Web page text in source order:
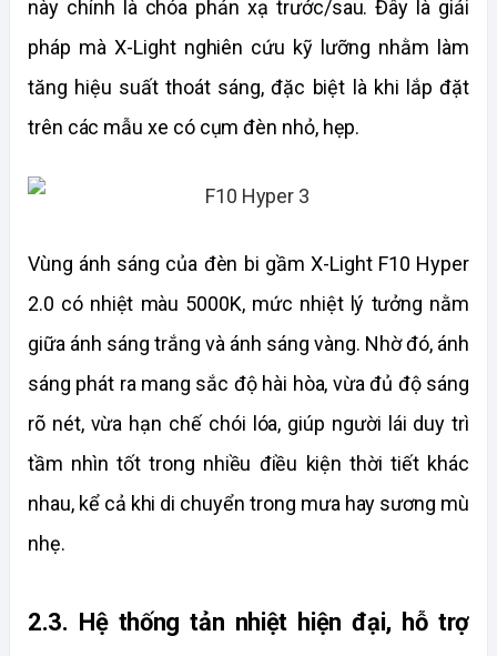
này chính là chóa phản xạ trước/sau. Đây là giải
pháp mà X-Light nghiên cứu kỹ lưỡng nhằm làm
tăng hiệu suất thoát sáng, đặc biệt là khi lắp đặt
trên các mẫu xe có cụm đèn nhỏ, hẹp.
Vùng ánh sáng của đèn bi gầm X-Light F10 Hyper
2.0 có nhiệt màu 5000K, mức nhiệt lý tưởng nằm
giữa ánh sáng trắng và ánh sáng vàng. Nhờ đó, ánh
sáng phát ra mang sắc độ hài hòa, vừa đủ độ sáng
rõ nét, vừa hạn chế chói lóa, giúp người lái duy trì
tầm nhìn tốt trong nhiều điều kiện thời tiết khác
nhau, kể cả khi di chuyển trong mưa hay sương mù
nhẹ.
2.3. Hệ thống tản nhiệt hiện đại, hỗ trợ